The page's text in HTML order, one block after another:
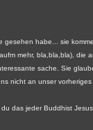
habe... sie
mehr, bla,bla,bla),
sache. Sie
nicht an unser
das jeder Buddhist